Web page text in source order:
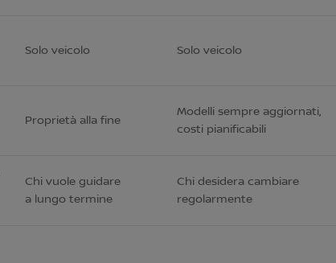
Solo veicolo Solo veicolo
Proprietà alla fine
Modelli sempre aggiornati,
costi pianificabili
Chi vuole guidare
a lungo termine
Chi desidera cambiare
regolarmente